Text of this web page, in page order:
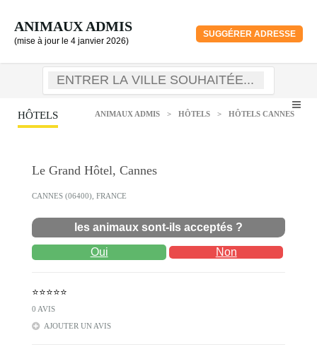
ANIMAUX ADMIS
(mise à jour le 4 janvier 2026)
SUGGÉRER ADRESSE
HÔTELS ANIMAUX ADMIS > HÔTELS > HÔTELS CANNES
Le Grand Hôtel, Cannes
CANNES (06400), FRANCE
les animaux sont-ils acceptés ?
Oui Non
⭐⭐⭐⭐⭐
0 AVIS
AJOUTER UN AVIS